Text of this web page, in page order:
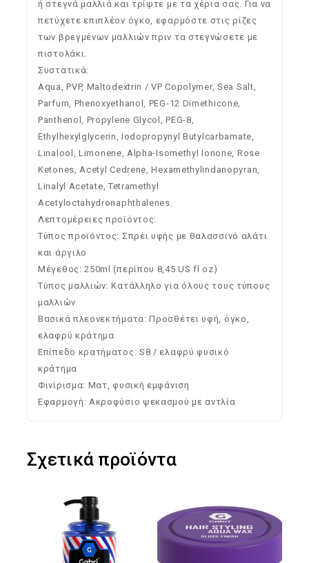
ή στεγνά μαλλιά και τρίψτε με τα χέρια σας. Για να
πετύχετε επιπλέον όγκο, εφαρμόστε στις ρίζες
των βρεγμένων μαλλιών πριν τα στεγνώσετε με
πιστολάκι.
Συστατικά:
Aqua, PVP, Maltodextrin / VP Copolymer, Sea Salt,
Parfum, Phenoxyethanol, PEG-12 Dimethicone,
Panthenol, Propylene Glycol, PEG-8,
Ethylhexylglycerin, Iodopropynyl Butylcarbamate,
Linalool, Limonene, Alpha-Isomethyl Ionone, Rose
Ketones, Acetyl Cedrene, Hexamethylindanopyran,
Linalyl Acetate, Tetramethyl
Acetyloctahydronaphthalenes.
Λεπτομέρειες προϊόντος:
Τύπος προϊόντος: Σπρέι υφής με θαλασσινό αλάτι
και άργιλο
Μέγεθος: 250ml (περίπου 8,45 US fl oz)
Τύπος μαλλιών: Κατάλληλο για όλους τους τύπους
μαλλιών
Βασικά πλεονεκτήματα: Προσθέτει υφή, όγκο,
ελαφρύ κράτημα
Επίπεδο κρατήματος: S8 / ελαφρύ φυσικό
κράτημα
Φινίρισμα: Ματ, φυσική εμφάνιση
Εφαρμογή: Ακροφύσιο ψεκασμού με αντλία
Σχετικά προϊόντα